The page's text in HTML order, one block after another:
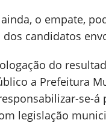
o empate,
dos candidatos
do
a Prefeitura
se-á
legislação